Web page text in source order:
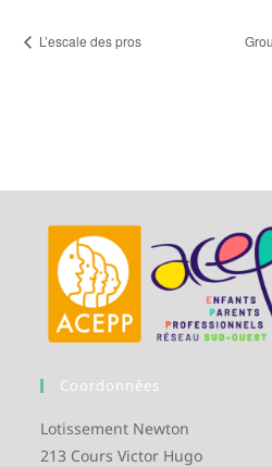
L’escale des pros
Coordonnées
Lotissement Newton
213 Cours Victor Hugo